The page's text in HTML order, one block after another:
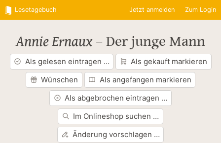
Lesetagebuch Jetzt anmelden Zum Login
Annie Ernaux– Der junge Mann
Als gelesen eintragen …
Als gekauft markieren
Wünschen
Als angefangen markieren
Als abgebrochen eintragen …
Im Onlineshop suchen …
Änderung vorschlagen …